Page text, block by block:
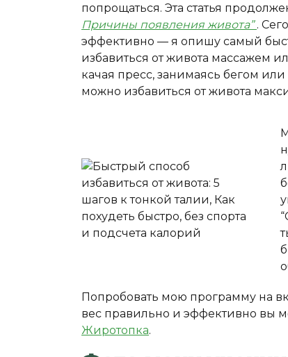
попрощаться. Эта статья
Причины появления живота” .
эффективно — я опишу самый
избавиться от живота массажем
качая пресс, занимаясь бегом
можно избавиться от живота
Попробовать мою программу на
вес правильно и эффективно вы
Жиротопка.